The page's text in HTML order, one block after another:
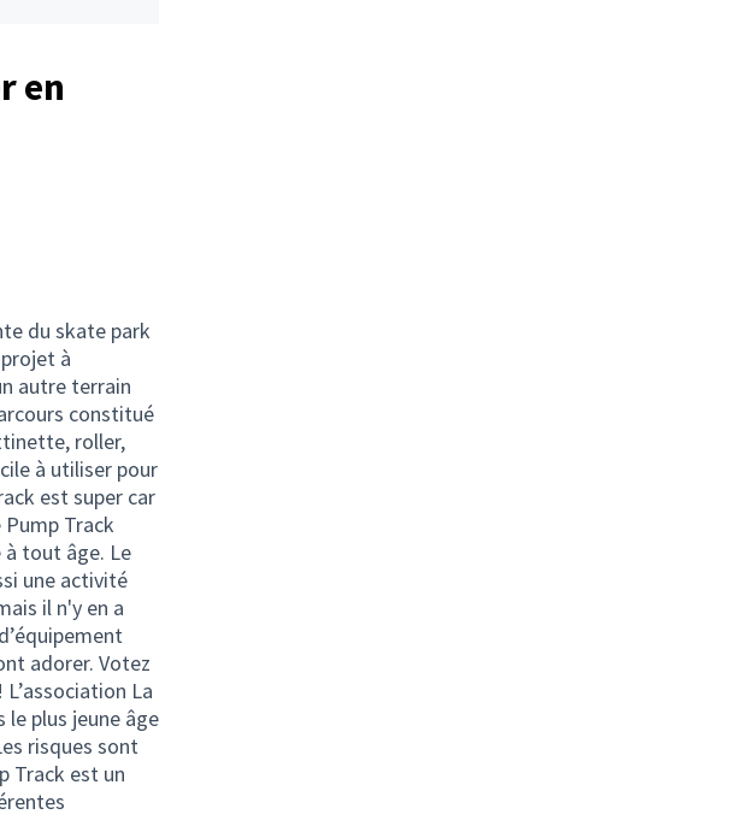
en
du skate park
à
autre terrain
constitué
roller,
à utiliser pour
est super car
Track
à tout âge. Le
une activité
il n'y en a
adorer. Votez
La
plus jeune âge
risques sont
Track est un